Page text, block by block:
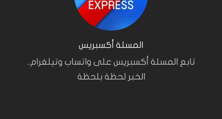
المسلة أكسبريس
تابع المسلة أكسبريس على واتساب وتيلغرام..
الخبر لحظة بلحظة